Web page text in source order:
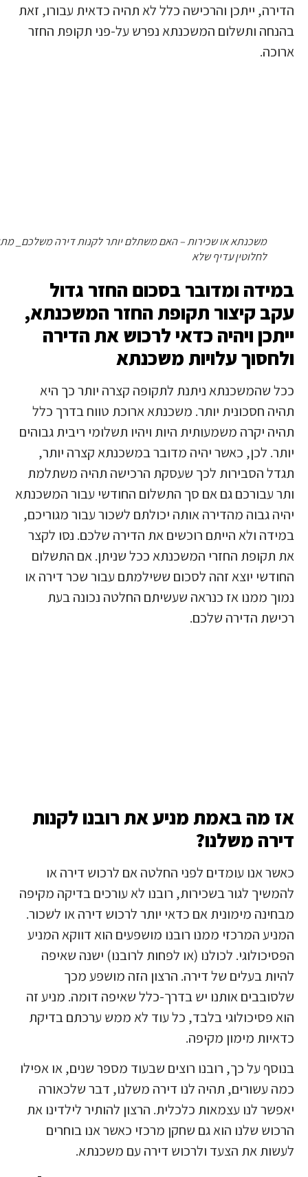
הדירה, ייתכן והרכישה כלל לא תהיה כדאית עבורו, זאת
בהנחה ותשלום המשכנתא נפרש על-פני תקופת החזר
ארוכה.
משכנתא או שכירות – האם משתלם יותר לקנות דירה משלכם_ מתי
לחלוטין עדיף שלא
במידה ומדובר בסכום החזר גדול
עקב קיצור תקופת החזר המשכנתא,
ייתכן ויהיה כדאי לרכוש את הדירה
ולחסוך עלויות משכנתא
ככל שהמשכנתא ניתנת לתקופה קצרה יותר כך היא
תהיה חסכונית יותר. משכנתא ארוכת טווח בדרך כלל
תהיה יקרה משמעותית היות ויהיו תשלומי ריבית גבוהים
יותר. לכן, כאשר יהיה מדובר במשכנתא קצרה יותר,
תגדל הסבירות לכך שעסקת הרכישה תהיה משתלמת
ותר עבורכם גם אם סך התשלום החודשי עבור המשכנתא
יהיה גבוה מהדירה אותה יכולתם לשכור עבור מגוריכם,
במידה ולא הייתם רוכשים את הדירה שלכם. נסו לקצר
את תקופת החזרי המשכנתא ככל שניתן. אם התשלום
החודשי יוצא זהה לסכום ששילמתם עבור שכר דירה או
נמוך ממנו אז כנראה שעשיתם החלטה נכונה בעת
רכישת הדירה שלכם.
אז מה באמת מניע את רובנו לקנות
דירה משלנו?
כאשר אנו עומדים לפני החלטה אם לרכוש דירה או
להמשיך לגור בשכירות, רובנו לא עורכים בדיקה מקיפה
מבחינה מימונית אם כדאי יותר לרכוש דירה או לשכור.
המניע המרכזי ממנו רובנו מושפעים הוא דווקא המניע
הפסיכולוגי. לכולנו (או לפחות לרובנו) ישנה שאיפה
להיות בעלים של דירה. הרצון הזה מושפע מכך
שלסובבים אותנו יש בדרך-כלל שאיפה דומה. מניע זה
הוא פסיכולוגי בלבד, כל עוד לא ממש ערכתם בדיקת
כדאיות מימון מקיפה.
בנוסף על כך, רובנו רוצים שבעוד מספר שנים, או אפילו
כמה עשורים, תהיה לנו דירה משלנו, דבר שלכאורה
יאפשר לנו עצמאות כלכלית. הרצון להותיר לילדינו את
הרכוש שלנו הוא גם שחקן מרכזי כאשר אנו בוחרים
לעשות את הצעד ולרכוש דירה עם משכנתא.